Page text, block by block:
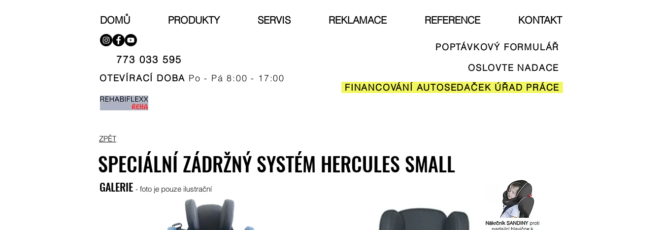
DOMŮ PRODUKTY SERVIS REKLAMACE REFERENCE KONTAKT
773 033 595​
OTEVÍRACÍ DOBA Po - Pá 8:00 - 17:00
POPTÁVKOVÝ FORMULÁŘ
OSLOVTE NADACE
FINANCOVÁNÍ AUTOSEDAČEK ÚŘAD PRÁCE
ZPĚT
SPECIÁLNÍ ZÁDRŽNÝ SYSTÉM HERCULES SMALL
GALERIE - foto je pouze ilustrační